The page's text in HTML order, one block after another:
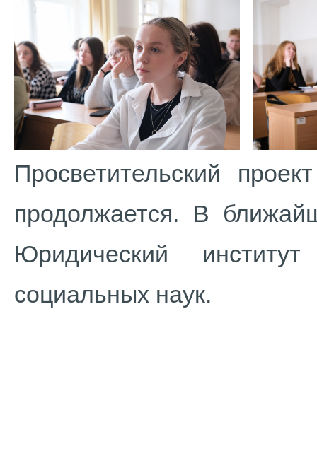
Просветительский
продолжается. В
Юридический
социальных наук.